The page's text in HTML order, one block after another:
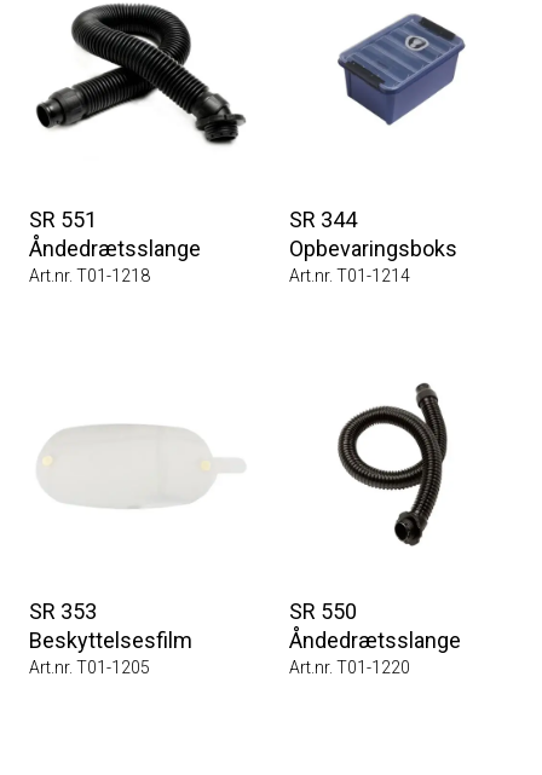
SR 551
Åndedrætsslange
Art.nr. T01-1218
SR 344
Opbevaringsboks
Art.nr. T01-1214
SR 353
Beskyttelsesfilm
Art.nr. T01-1205
SR 550
Åndedrætsslange
Art.nr. T01-1220